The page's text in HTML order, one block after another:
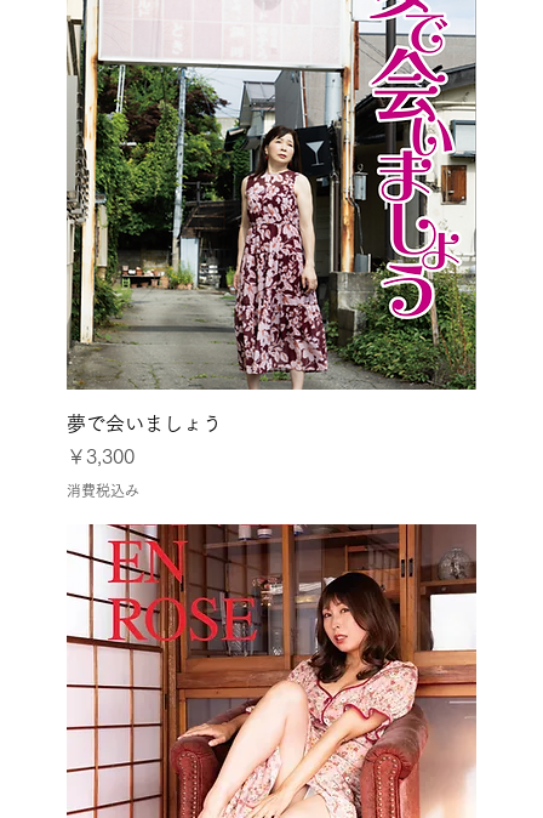
夢で会いましょう
価格
￥3,300
消費税込み